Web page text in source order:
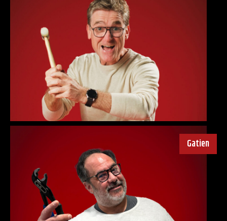
Gatien